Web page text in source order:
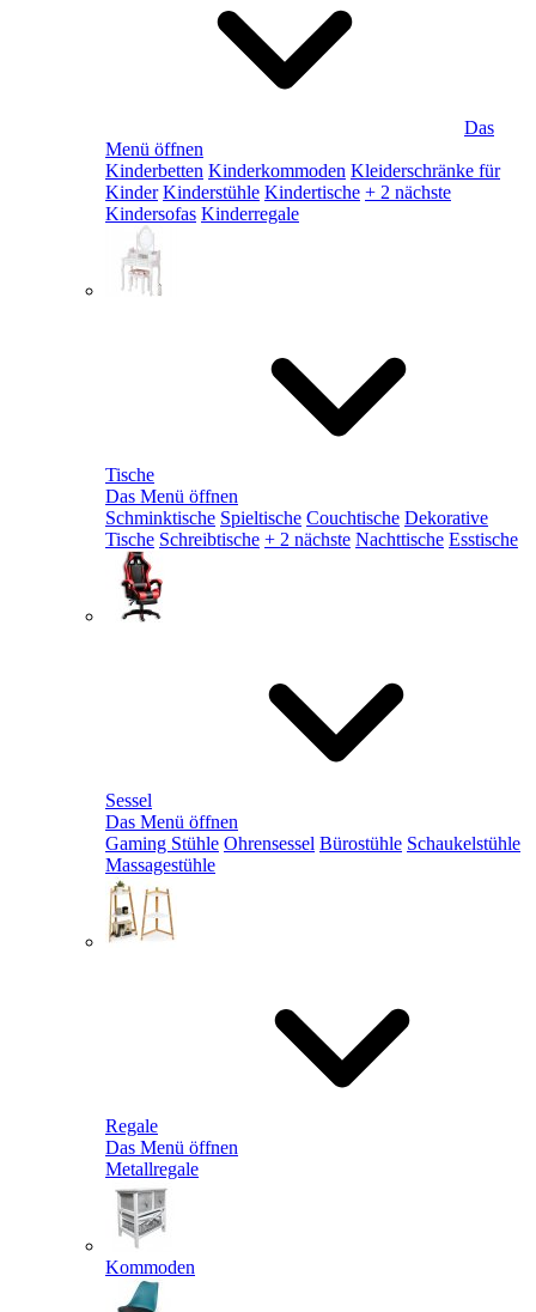
Das
Menü öffnen
Kinderbetten Kinderkommoden Kleiderschränke für
Kinder Kinderstühle Kindertische + 2 nächste
Kindersofas Kinderregale
Tische
Das Menü öffnen
Schminktische Spieltische Couchtische Dekorative
Tische Schreibtische + 2 nächste Nachttische Esstische
Sessel
Das Menü öffnen
Gaming Stühle Ohrensessel Bürostühle Schaukelstühle
Massagestühle
Regale
Das Menü öffnen
Metallregale
Kommoden